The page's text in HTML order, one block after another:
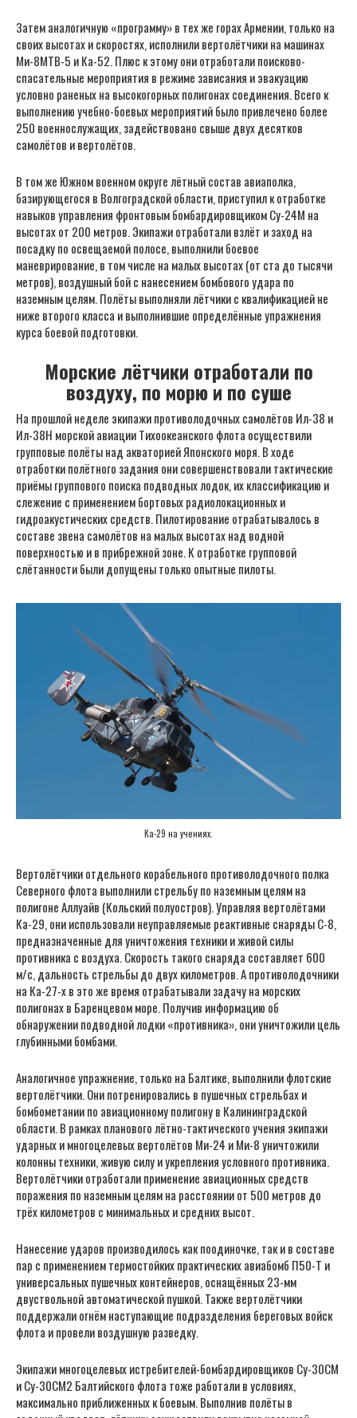
Затем аналогичную «программу» в тех же горах Армении, только на
своих высотах и скоростях, исполнили вертолётчики на машинах
Ми-8МТВ-5 и Ка-52. Плюс к этому они отработали поисково-
спасательные мероприятия в режиме зависания и эвакуацию
условно раненых на высокогорных полигонах соединения. Всего к
выполнению учебно-боевых мероприятий было привлечено более
250 военнослужащих, задействовано свыше двух десятков
самолётов и вертолётов.
В том же Южном военном округе лётный состав авиаполка,
базирующегося в Волгоградской области, приступил к отработке
навыков управления фронтовым бомбардировщиком Су-24М на
высотах от 200 метров. Экипажи отработали взлёт и заход на
посадку по освещаемой полосе, выполнили боевое
маневрирование, в том числе на малых высотах (от ста до тысячи
метров), воздушный бой с нанесением бомбового удара по
наземным целям. Полёты выполняли лётчики с квалификацией не
ниже второго класса и выполнившие определённые упражнения
курса боевой подготовки.
Морские лётчики отработали по
воздуху, по морю и по суше
На прошлой неделе экипажи противолодочных самолётов Ил-38 и
Ил-38Н морской авиации Тихоокеанского флота осуществили
групповые полёты над акваторией Японского моря. В ходе
отработки полётного задания они совершенствовали тактические
приёмы группового поиска подводных лодок, их классификацию и
слежение с применением бортовых радиолокационных и
гидроакустических средств. Пилотирование отрабатывалось в
составе звена самолётов на малых высотах над водной
поверхностью и в прибрежной зоне. К отработке групповой
слётанности были допущены только опытные пилоты.
Ка-29 на учениях.
Вертолётчики отдельного корабельного противолодочного полка
Северного флота выполнили стрельбу по наземным целям на
полигоне Аллуайв (Кольский полуостров). Управляя вертолётами
Ка-29, они использовали неуправляемые реактивные снаряды С-8,
предназначенные для уничтожения техники и живой силы
противника с воздуха. Скорость такого снаряда составляет 600
м/c, дальность стрельбы до двух километров. А противолодочники
на Ка-27-х в это же время отрабатывали задачу на морских
полигонах в Баренцевом море. Получив информацию об
обнаружении подводной лодки «противника», они уничтожили цель
глубинными бомбами.
Аналогичное упражнение, только на Балтике, выполнили флотские
вертолётчики. Они потренировались в пушечных стрельбах и
бомбометании по авиационному полигону в Калининградской
области. В рамках планового лётно-тактического учения экипажи
ударных и многоцелевых вертолётов Ми-24 и Ми-8 уничтожили
колонны техники, живую силу и укрепления условного противника.
Вертолётчики отработали применение авиационных средств
поражения по наземным целям на расстоянии от 500 метров до
трёх километров с минимальных и средних высот.
Нанесение ударов производилось как поодиночке, так и в составе
пар с применением термостойких практических авиабомб П50-Т и
универсальных пушечных контейнеров, оснащённых 23-мм
двуствольной автоматической пушкой. Также вертолётчики
поддержали огнём наступающие подразделения береговых войск
флота и провели воздушную разведку.
Экипажи многоцелевых истребителей-бомбардировщиков Су-30СМ
и Су-30СМ2 Балтийского флота тоже работали в условиях,
максимально приближенных к боевым. Выполнив полёты в